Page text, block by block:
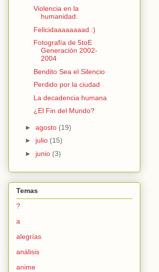
Violencia en la
humanidad.
Felicidaaaaaaaad :)
Fotografía de 5toE
Generación 2002-
2004
Bendito Sea el Silencio
Perdido por la ciudad
La decadencia humana
¿El Fin del Mundo?
► agosto (19)
► julio (15)
► junio (3)
Temas
?
a
alegrías
análisis
anime